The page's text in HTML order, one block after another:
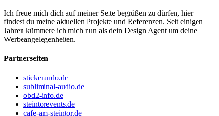
Ich freue mich dich auf meiner Seite begrüßen zu dürfen, hier
findest du meine aktuellen Projekte und Referenzen. Seit einigen
Jahren kümmere ich mich nun als dein Design Agent um deine
Werbeangelegenheiten.
Partnerseiten
stickerando.de
subliminal-audio.de
obd2-info.de
steintorevents.de
cafe-am-steintor.de